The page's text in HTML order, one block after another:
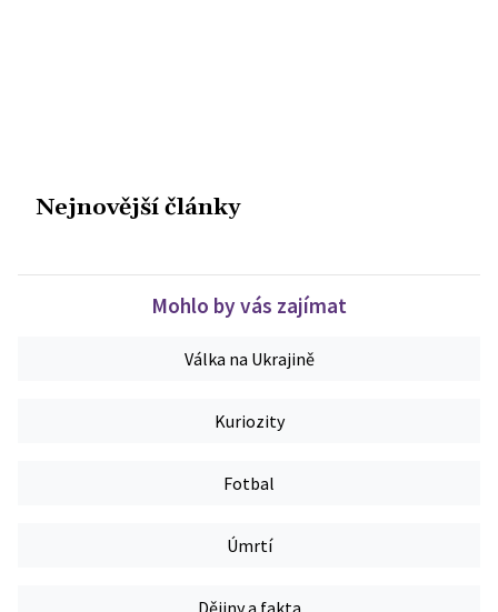
Nejnovější články
Mohlo by vás zajímat
Válka na Ukrajině
Kuriozity
Fotbal
Úmrtí